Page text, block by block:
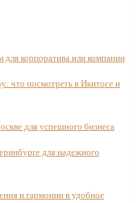
корпоратива или компании
что посмотреть в Икитосе и
для успешного бизнеса
для надежного
и гармонии в удобное